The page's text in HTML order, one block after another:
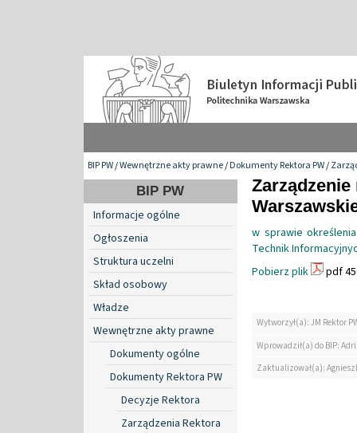
BIP PW/Wewnętrzne akty prawne/Dokumenty Rektora PW/
BIP PW
Informacje ogólne
Ogłoszenia
Struktura uczelni
Skład osobowy
Władze
Wewnętrzne akty prawne
Dokumenty ogólne
Dokumenty Rektora PW
Decyzje Rektora
Zarządzenia Rektora
w sprawie
Technik
Pobierz plik
pdf
Wytworzył(a): JM Rektor
Wprowadził(a) do BIP:
Zaktualizował(a):